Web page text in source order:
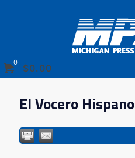
0 $0.00
El Vocero Hispano